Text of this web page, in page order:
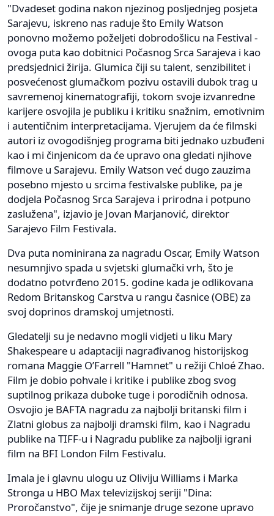
"Dvadeset godina nakon njezinog posljednjeg posjeta
Sarajevu, iskreno nas raduje što Emily Watson
ponovno možemo poželjeti dobrodošlicu na Festival -
ovoga puta kao dobitnici Počasnog Srca Sarajeva i kao
predsjednici žirija. Glumica čiji su talent, senzibilitet i
posvećenost glumačkom pozivu ostavili dubok trag u
savremenoj kinematografiji, tokom svoje izvanredne
karijere osvojila je publiku i kritiku snažnim, emotivnim
i autentičnim interpretacijama. Vjerujem da će filmski
autori iz ovogodišnjeg programa biti jednako uzbuđeni
kao i mi činjenicom da će upravo ona gledati njihove
filmove u Sarajevu. Emily Watson već dugo zauzima
posebno mjesto u srcima festivalske publike, pa je
dodjela Počasnog Srca Sarajeva i prirodna i potpuno
zaslužena", izjavio je Jovan Marjanović, direktor
Sarajevo Film Festivala.
Dva puta nominirana za nagradu Oscar, Emily Watson
nesumnjivo spada u svjetski glumački vrh, što je
dodatno potvrđeno 2015. godine kada je odlikovana
Redom Britanskog Carstva u rangu časnice (OBE) za
svoj doprinos dramskoj umjetnosti.
Gledatelji su je nedavno mogli vidjeti u liku Mary
Shakespeare u adaptaciji nagrađivanog historijskog
romana Maggie O’Farrell "Hamnet" u režiji Chloé Zhao.
Film je dobio pohvale i kritike i publike zbog svog
suptilnog prikaza duboke tuge i porodičnih odnosa.
Osvojio je BAFTA nagradu za najbolji britanski film i
Zlatni globus za najbolji dramski film, kao i Nagradu
publike na TIFF-u i Nagradu publike za najbolji igrani
film na BFI London Film Festivalu.
Imala je i glavnu ulogu uz Oliviju Williams i Marka
Stronga u HBO Max televizijskoj seriji "Dina:
Proročanstvo", čije je snimanje druge sezone upravo